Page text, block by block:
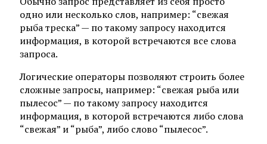
одно или несколько слов, например: “свежая
рыба треска” — по такому запросу находится
информация, в которой встречаются все слова
запроса.
Логические операторы позволяют строить более
сложные запросы, например: “свежая рыба или
пылесос” — по такому запросу находится
информация, в которой встречаются либо слова
“свежая” и “рыба”, либо слово “пылесос”.